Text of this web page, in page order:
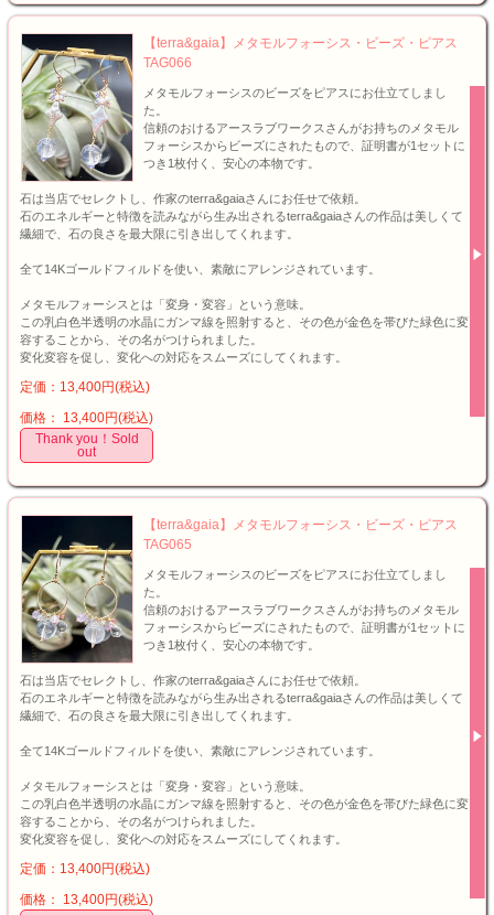
【terra&gaia】メタモルフォーシス・ビーズ・ピアス
TAG066
メタモルフォーシスのビーズをピアスにお仕立てしまし
た。
信頼のおけるアースラブワークスさんがお持ちのメタモル
フォーシスからビーズにされたもので、証明書が1セットに
つき1枚付く、安心の本物です。
石は当店でセレクトし、作家のterra&gaiaさんにお任せで依頼。
石のエネルギーと特徴を読みながら生み出されるterra&gaiaさんの作品は美しくて
繊細で、石の良さを最大限に引き出してくれます。
全て14Kゴールドフィルドを使い、素敵にアレンジされています。
メタモルフォーシスとは「変身・変容」という意味。
この乳白色半透明の水晶にガンマ線を照射すると、その色が金色を帯びた緑色に変
容することから、その名がつけられました。
変化変容を促し、変化への対応をスムーズにしてくれます。
定価：13,400円(税込)
価格： 13,400円(税込)
Thank you！Sold
out
【terra&gaia】メタモルフォーシス・ビーズ・ピアス
TAG065
メタモルフォーシスのビーズをピアスにお仕立てしまし
た。
信頼のおけるアースラブワークスさんがお持ちのメタモル
フォーシスからビーズにされたもので、証明書が1セットに
つき1枚付く、安心の本物です。
石は当店でセレクトし、作家のterra&gaiaさんにお任せで依頼。
石のエネルギーと特徴を読みながら生み出されるterra&gaiaさんの作品は美しくて
繊細で、石の良さを最大限に引き出してくれます。
全て14Kゴールドフィルドを使い、素敵にアレンジされています。
メタモルフォーシスとは「変身・変容」という意味。
この乳白色半透明の水晶にガンマ線を照射すると、その色が金色を帯びた緑色に変
容することから、その名がつけられました。
変化変容を促し、変化への対応をスムーズにしてくれます。
定価：13,400円(税込)
価格： 13,400円(税込)